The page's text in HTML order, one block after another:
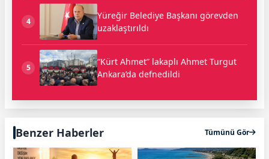
4
Yüreğir Belediye Başkanı görevden
uzaklaştırıldı
5
“Kürt Ahmet” lakaplı Ahmet Turgut
Ankara’da defnedildi
Benzer Haberler Tümünü Gör